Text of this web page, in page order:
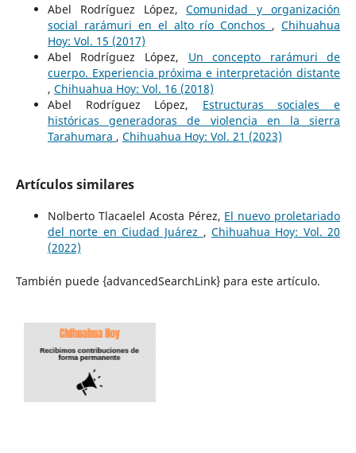
Abel Rodríguez López,Comunidad y organización
social rarámuri en el alto río Conchos ,Chihuahua
Hoy: Vol. 15 (2017)
Abel Rodríguez López, Un concepto rarámuri de
cuerpo. Experiencia próxima e interpretación distante
, Chihuahua Hoy: Vol. 16 (2018)
Abel Rodríguez López, Estructuras sociales e
históricas generadoras de violencia en la sierra
Tarahumara , Chihuahua Hoy: Vol. 21 (2023)
Artículos similares
Nolberto Tlacaelel Acosta Pérez, El nuevo proletariado
del norte en Ciudad Juárez ,Chihuahua Hoy: Vol. 20
(2022)
También puede {advancedSearchLink} para este artículo.